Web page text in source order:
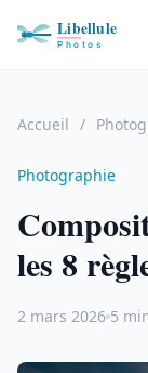
Accueil /
Photographie
les 8
2 mars 2026 5